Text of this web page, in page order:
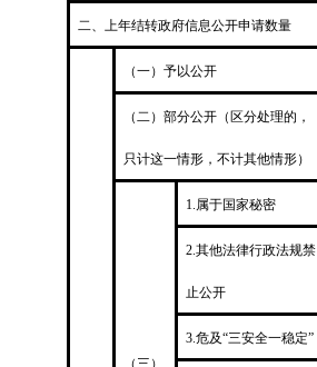
二、上年结转政府信息公开申请数量
（一）予以公开
（二）部分公开（区分处理的，
只计这一情形，不计其他情形）
（三）
1.属于国家秘密
2.其他法律行政法规禁
止公开
3.危及“三安全一稳定”